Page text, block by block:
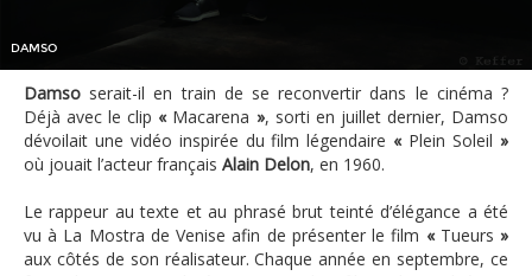
DAMSO
Damso serait-il en train de se reconvertir dans le cinéma ?
Déjà avec le clip « Macarena », sorti en juillet dernier, Damso
dévoilait une vidéo inspirée du film légendaire « Plein Soleil »
où jouait l’acteur français Alain Delon, en 1960.
Le rappeur au texte et au phrasé brut teinté d’élégance a été
vu à La Mostra de Venise afin de présenter le film « Tueurs »
aux côtés de son réalisateur. Chaque année en septembre, ce